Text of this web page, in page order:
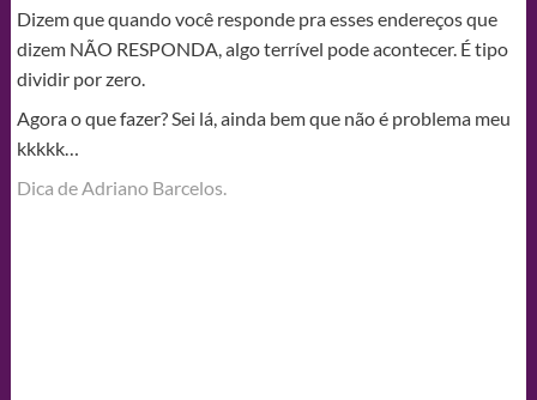
Dizem que quando você responde pra esses endereços que
dizem NÃO RESPONDA, algo terrível pode acontecer. É tipo
dividir por zero.
Agora o que fazer? Sei lá, ainda bem que não é problema meu
kkkkk…
Dica de Adriano Barcelos.